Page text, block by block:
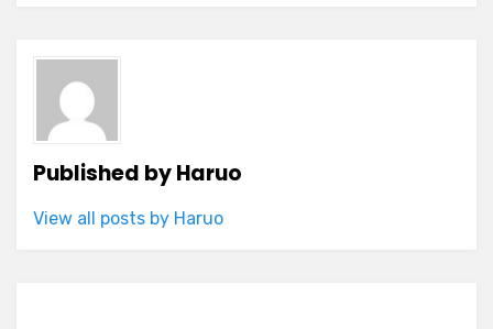
Published byHaruo
View all posts by Haruo